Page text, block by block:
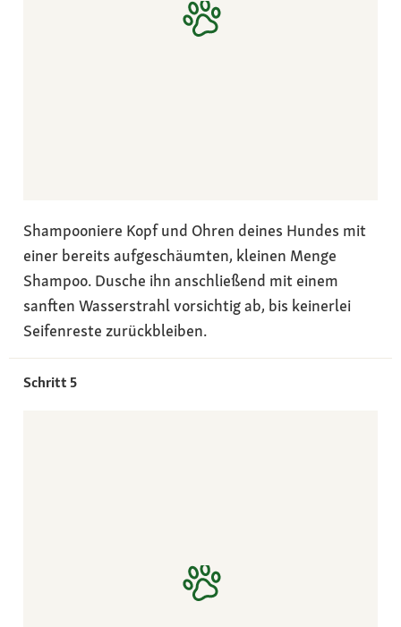
Shampooniere Kopf und Ohren deines Hundes mit
einer bereits aufgeschäumten, kleinen Menge
Shampoo. Dusche ihn anschließend mit einem
sanften Wasserstrahl vorsichtig ab, bis keinerlei
Seifenreste zurückbleiben.
Schritt 5